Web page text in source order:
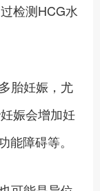
检测HCG水
胎妊娠，尤
娠会增加妊
障碍等。